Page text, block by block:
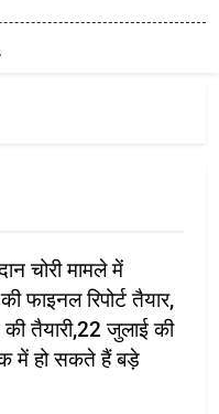
चोरी मामले में
फाइनल रिपोर्ट तैयार,
तैयारी,22 जुलाई की
में हो सकते हैं बड़े